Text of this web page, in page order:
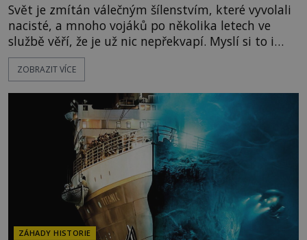
Svět je zmítán válečným šílenstvím, které vyvolali
nacisté, a mnoho vojáků po několika letech ve
službě věří, že je už nic nepřekvapí. Myslí si to i
osádka lodě, na níž se plaví několik spojeneckých
vojáků. Zrovna se nachází ve vzdálené části jižního
plavidlo. Loď začne hořet, ale mužstvo se zachrání
na spuštěných člunech. Dvanácti mužům zachrání
ZOBRAZIT VÍCE
ZÁHADY HISTORIE